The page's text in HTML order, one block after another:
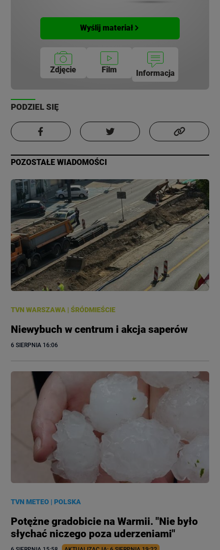
Wyślij materiał
Zdjęcie Film Informacja
PODZIEL SIĘ
POZOSTAŁE WIADOMOŚCI
TVN WARSZAWA |ŚRÓDMIEŚCIE
Niewybuch w centrum i akcja saperów
6 SIERPNIA 16:06
TVN METEO |POLSKA
Potężne gradobicie na Warmii. "Nie było
słychać niczego poza uderzeniami"